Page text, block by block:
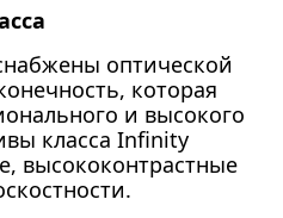
оптической
которая
и высокого
класса Infinity
высококонтрастные